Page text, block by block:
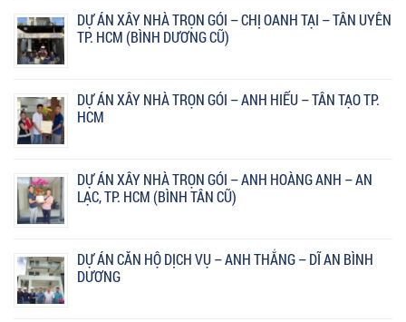
DỰ ÁN XÂY NHÀ TRỌN GÓI – CHỊ OANH TẠI – TÂN UYÊN
TP. HCM (BÌNH DƯƠNG CŨ)
DỰ ÁN XÂY NHÀ TRỌN GÓI – ANH HIẾU – TÂN TẠO TP.
HCM
DỰ ÁN XÂY NHÀ TRỌN GÓI – ANH HOÀNG ANH – AN
LẠC, TP. HCM (BÌNH TÂN CŨ)
DỰ ÁN CĂN HỘ DỊCH VỤ – ANH THẮNG – DĨ AN BÌNH
DƯƠNG